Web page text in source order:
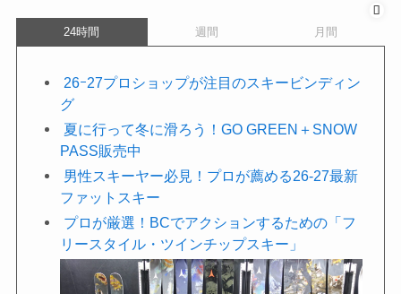
24時間 週間 月間
26ｰ27プロショップが注目のスキービンディン
グ
夏に行って冬に滑ろう！GO GREEN＋SNOW
PASS販売中
男性スキーヤー必見！プロが薦める26-27最新
ファットスキー
プロが厳選！BCでアクションするための「フ
リースタイル・ツインチップスキー」